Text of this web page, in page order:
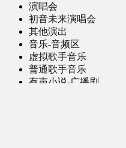
演唱会
初音未来演唱会
其他演出
音乐-音频区
虚拟歌手音乐
普通歌手音乐
有声小说-广播剧